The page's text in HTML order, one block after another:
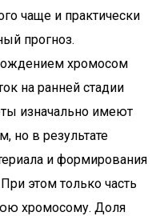
чаще и практически
прогноз.
хромосом
на ранней стадии
изначально имеют
но в результате
и формирования
этом только часть
хромосому. Доля